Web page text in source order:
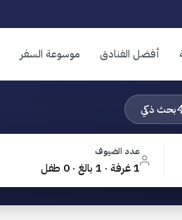
أفضل الفنادق موسوعة السفر
بحث ذكي
عدد الضيوف
1 غرفة · 1 بالغ · 0 طفل